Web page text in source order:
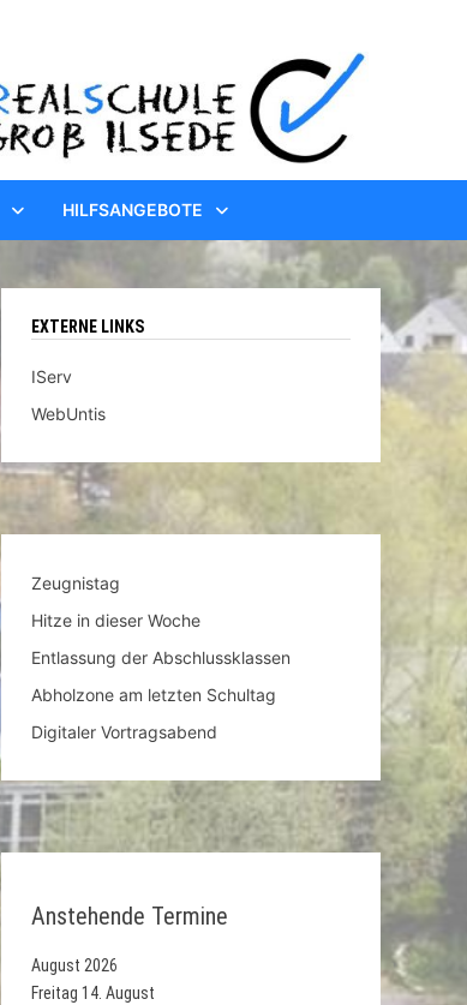
HILFSANGEBOTE
EXTERNE LINKS
IServ
WebUntis
Zeugnistag
Hitze in dieser Woche
Entlassung der Abschlussklassen
Abholzone am letzten Schultag
Digitaler Vortragsabend
Anstehende Termine
August 2026
Freitag 14. August